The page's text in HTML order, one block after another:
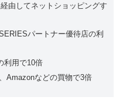
由してネットショッピングす
パートナー優待店の利
利用で10倍
Amazonなどの買物で3倍